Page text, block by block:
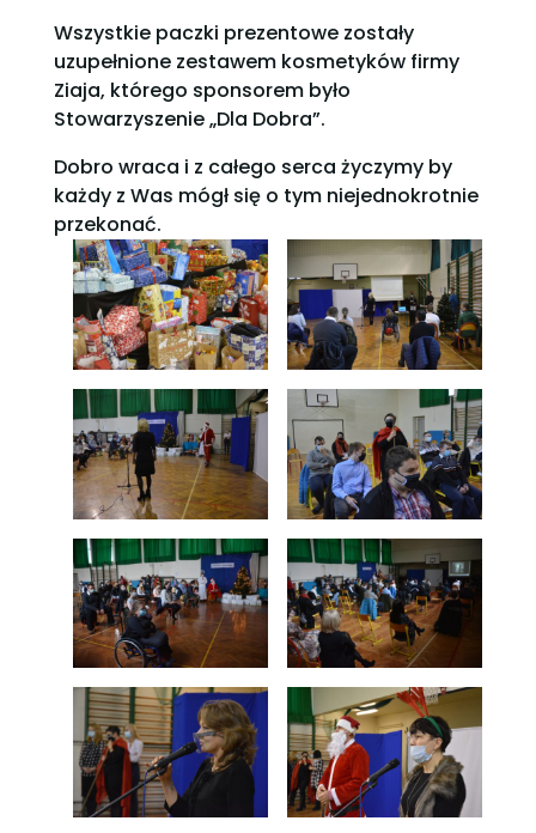
Wszystkie paczki prezentowe zostały
uzupełnione zestawem kosmetyków firmy
Ziaja, którego sponsorem było
Stowarzyszenie „Dla Dobra”.
Dobro wraca i z całego serca życzymy by
każdy z Was mógł się o tym niejednokrotnie
przekonać.